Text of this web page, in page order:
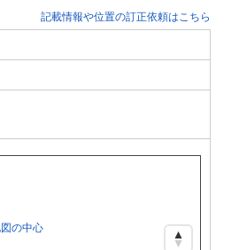
記載情報や位置の訂正依頼はこちら